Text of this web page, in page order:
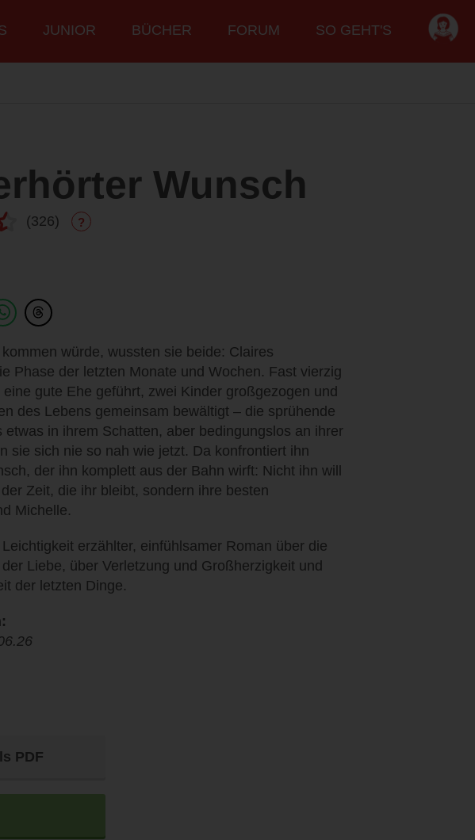
JUNIOR BÜCHER FORUM SO GEHT'S
Wunsch
(326) ?
würde, wussten sie beide: Claires
Phase der letzten Monate und Wochen. Fast vierzig
gute Ehe geführt, zwei Kinder großgezogen und
des Lebens gemeinsam bewältigt – die sprühende
etwas in ihrem Schatten, aber bedingungslos an ihrer
sie sich nie so nah wie jetzt. Da konfrontiert ihn
der ihn komplett aus der Bahn wirft: Nicht ihn will
Zeit, die ihr bleibt, sondern ihre besten
Michelle.
erzählter, einfühlsamer Roman über die
Liebe, über Verletzung und Großherzigkeit und
der letzten Dinge.
PDF